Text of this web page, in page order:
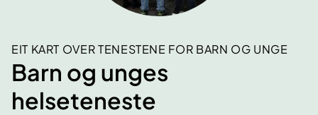
EIT KART OVER TENESTENE FOR BARN OG UNGE
Barn og unges
helseteneste